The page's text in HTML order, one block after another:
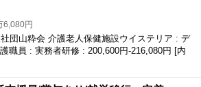
6,080円
社団山粋会 介護老人保健施設ウイステリア : デ
職員 : 実務者研修 : 200,600円-216,080円 [内